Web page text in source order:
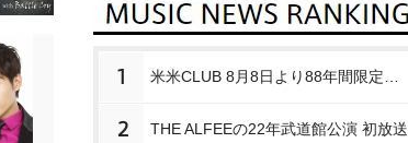
1
2 THE ALFEEの22年武道館公演 初放送